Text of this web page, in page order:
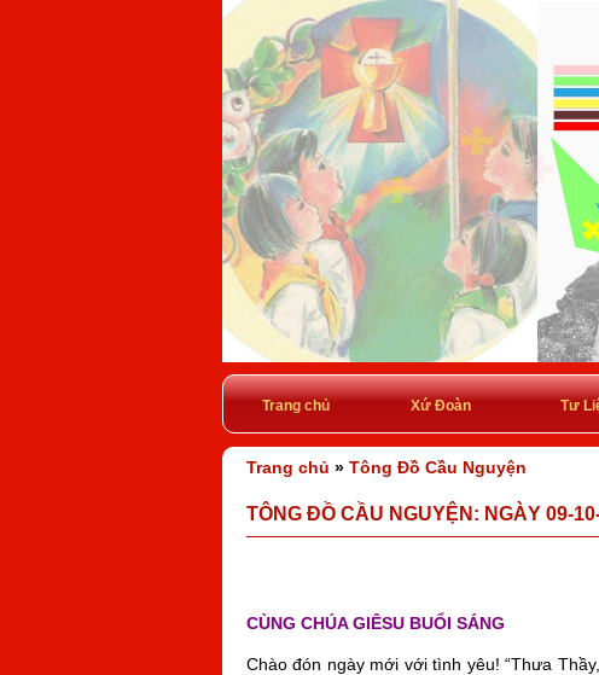
Trang chủ Xứ Đoàn Tư
Trang chủ » Tông Đồ Cầu Nguyện
TÔNG ĐỒ CẦU NGUYỆN: NGÀY 09-
CÙNG CHÚA GIÊSU BUỔI SÁNG
Chào đón ngày mới với tình yêu! “Thưa